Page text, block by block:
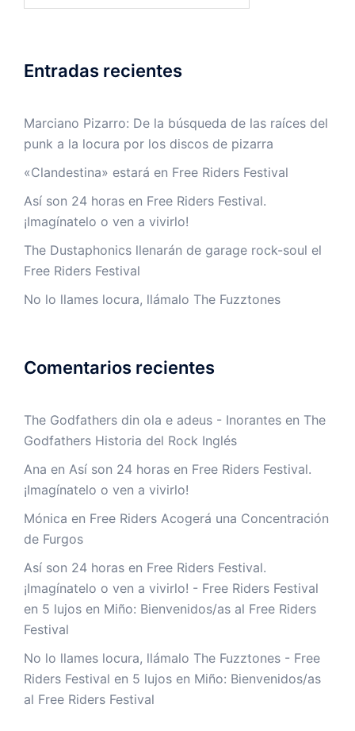
Entradas recientes
Marciano Pizarro: De la búsqueda de las raíces del
punk a la locura por los discos de pizarra
«Clandestina» estará en Free Riders Festival
Así son 24 horas en Free Riders Festival.
¡Imagínatelo o ven a vivirlo!
The Dustaphonics llenarán de garage rock-soul el
Free Riders Festival
No lo llames locura, llámalo The Fuzztones
Comentarios recientes
The Godfathers din ola e adeus - Inorantes en The
Godfathers Historia del Rock Inglés
Ana en Así son 24 horas en Free Riders Festival.
¡Imagínatelo o ven a vivirlo!
Mónica en Free Riders Acogerá una Concentración
de Furgos
Así son 24 horas en Free Riders Festival.
¡Imagínatelo o ven a vivirlo! - Free Riders Festival
en 5 lujos en Miño: Bienvenidos/as al Free Riders
Festival
No lo llames locura, llámalo The Fuzztones - Free
Riders Festival en 5 lujos en Miño: Bienvenidos/as
al Free Riders Festival